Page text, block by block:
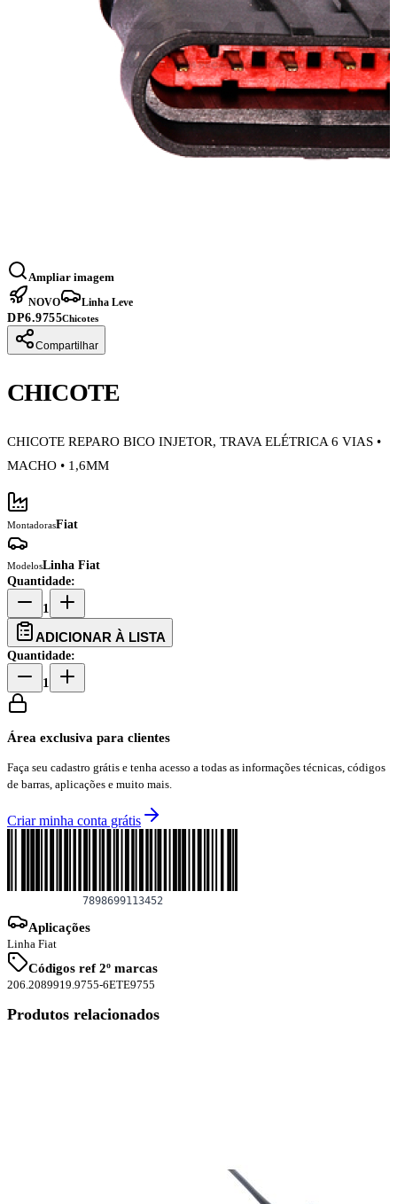
Ampliar imagem
NOVO Linha Leve
DP6.9755Chicotes
Compartilhar
CHICOTE
CHICOTE REPARO BICO INJETOR, TRAVA ELÉTRICA 6 VIAS •
MACHO • 1,6MM
MontadorasFiat
ModelosLinha Fiat
Quantidade:
1
ADICIONAR À LISTA
Quantidade:
1
Área exclusiva para clientes
Faça seu cadastro grátis e tenha acesso a todas as informações técnicas, códigos
de barras, aplicações e muito mais.
Criar minha conta grátis
Aplicações
Linha Fiat
Códigos ref 2º marcas
206.2089919.9755-6ETE9755
Produtos relacionados